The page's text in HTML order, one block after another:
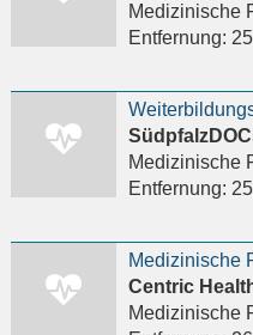
Medizinische
Entfernung:
Medizinische
Entfernung:
Centric
Medizinische